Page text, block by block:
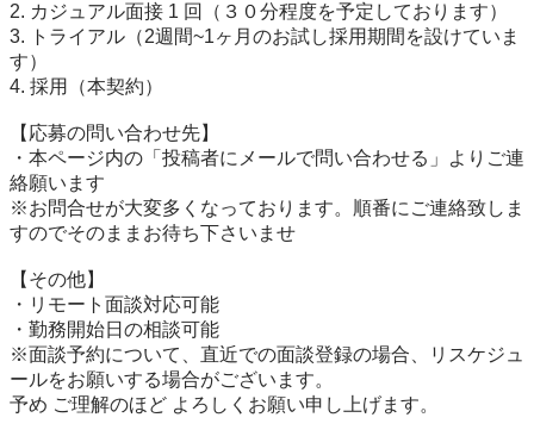
2. カジュアル面接 1 回（３０分程度を予定しております）
3. トライアル（2週間~1ヶ月のお試し採用期間を設けていま
す）
4. 採用（本契約）
【応募の問い合わせ先】
・本ページ内の「投稿者にメールで問い合わせる」よりご連
絡願います
※お問合せが大変多くなっております。順番にご連絡致しま
すのでそのままお待ち下さいませ
【その他】
・リモート面談対応可能
・勤務開始日の相談可能
※面談予約について、直近での面談登録の場合、リスケジュ
ールをお願いする場合がございます。
予め ご理解のほど よろしくお願い申し上げます。